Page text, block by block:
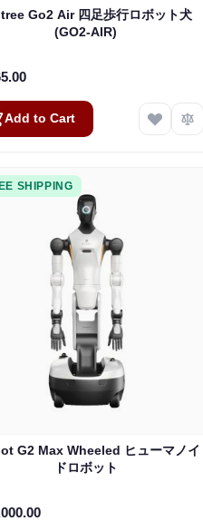
Go2 Air 四足歩行ロボット犬
(GO2-AIR)
Add to Cart
SHIPPING
G2 Max Wheeled ヒューマノイ
ドロボット